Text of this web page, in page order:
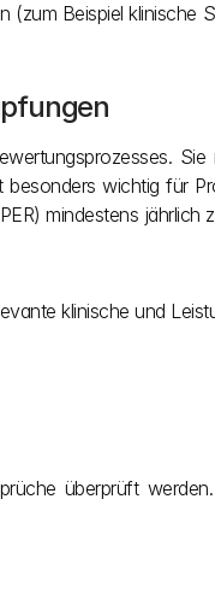
Beispiel klinische
wichtig für
mindestens jährlich
klinische und
überprüft